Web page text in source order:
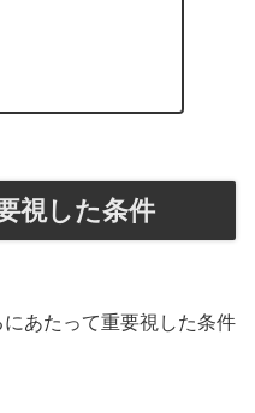
視した条件
あたって重要視した条件